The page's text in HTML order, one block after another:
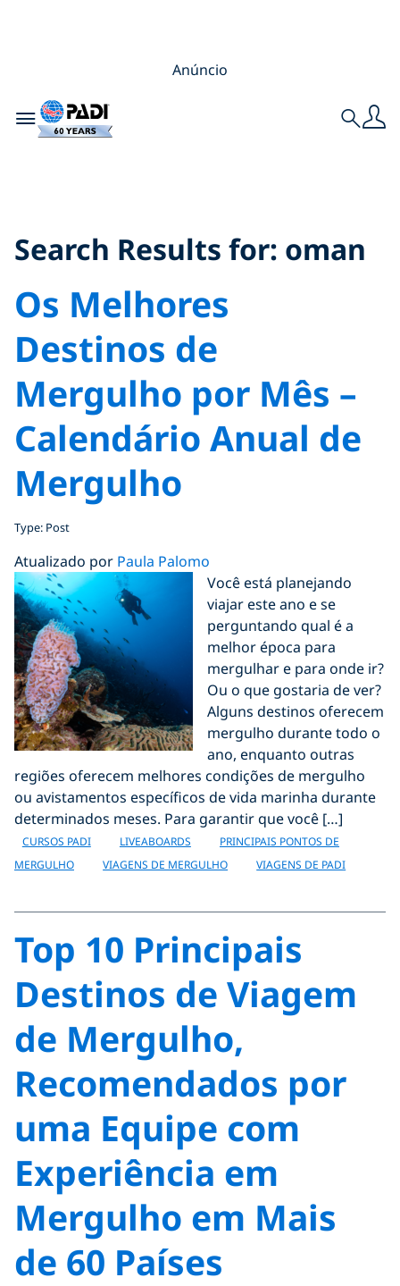
Anúncio
Toggle navigation Search
Search Results for: oman
Os Melhores
Destinos de
Mergulho por Mês –
Calendário Anual de
Mergulho
Type: Post
Atualizado por Paula Palomo
Você está planejando
viajar este ano e se
perguntando qual é a
melhor época para
mergulhar e para onde ir?
Ou o que gostaria de ver?
Alguns destinos oferecem
mergulho durante todo o
ano, enquanto outras
regiões oferecem melhores condições de mergulho
ou avistamentos específicos de vida marinha durante
determinados meses. Para garantir que você […]
CURSOS PADI LIVEABOARDS
PRINCIPAIS PONTOS DE
MERGULHO
VIAGENS DE MERGULHO VIAGENS DE PADI
Top 10 Principais
Destinos de Viagem
de Mergulho,
Recomendados por
uma Equipe com
Experiência em
Mergulho em Mais
de 60 Países